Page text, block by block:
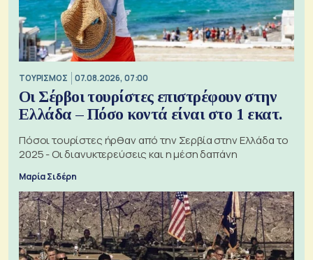
ΤΟΥΡΙΣΜΟΣ 07.08.2026, 07:00
Οι Σέρβοι τουρίστες επιστρέφουν στην
Ελλάδα – Πόσο κοντά είναι στο 1 εκατ.
Πόσοι τουρίστες ήρθαν από την Σερβία στην Ελλάδα το
2025 - Οι διανυκτερεύσεις και η μέση δαπάνη
Μαρία Σιδέρη